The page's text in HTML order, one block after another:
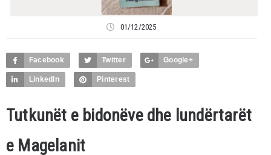
01/12/2025
Facebook Twitter Google+
LinkedIn Pinterest
Tutkunët e bidonëve dhe lundërtarët
e Magelanit